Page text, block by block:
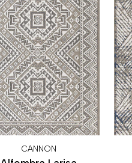
CANNON